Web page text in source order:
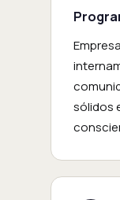
sólidos